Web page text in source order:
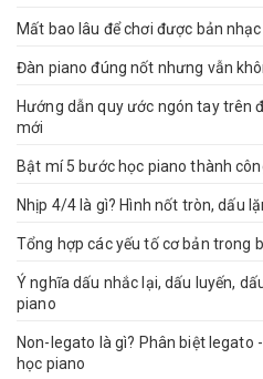
Mất bao lâu để chơi được bản
Đàn piano đúng nốt nhưng vẫn
Hướng dẫn quy ước ngón tay trên
mới
Bật mí 5 bước học piano thành
Nhịp 4/4 là gì? Hình nốt tròn, dấu
Tổng hợp các yếu tố cơ bản trong
Ý nghĩa dấu nhắc lại, dấu luyến,
piano
Non-legato là gì? Phân biệt
học piano